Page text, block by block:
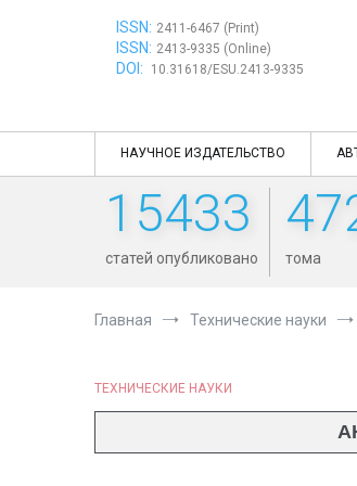
ISSN: 2411-6467 (Print)
ISSN: 2413-9335 (Online)
DOI: 10.31618/ESU.2413-9335
НАУЧНОЕ ИЗДАТЕЛЬСТВО
15433
статей опубликовано тома
Главная Технические науки
ТЕХНИЧЕСКИЕ НАУКИ